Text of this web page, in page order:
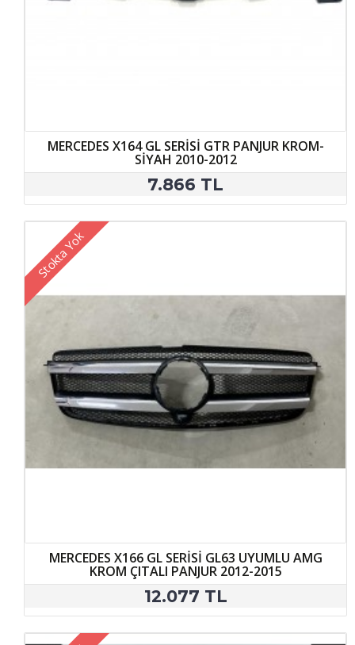
MERCEDES X164 GL SERİSİ GTR PANJUR KROM-
SİYAH 2010-2012
7.866 TL
Stokta Yok
MERCEDES X166 GL SERİSİ GL63 UYUMLU AMG
KROM ÇITALI PANJUR 2012-2015
12.077 TL